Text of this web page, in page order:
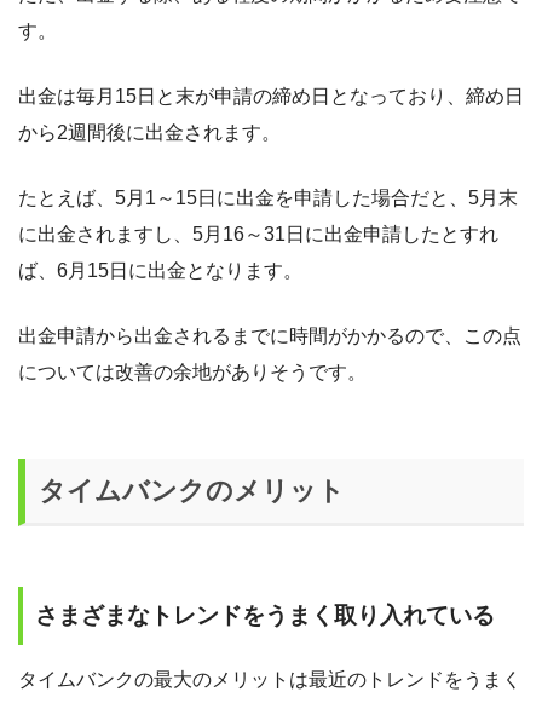
す。
出金は毎月15日と末が申請の締め日となっており、締め日
から2週間後に出金されます。
たとえば、5月1～15日に出金を申請した場合だと、5月末
に出金されますし、5月16～31日に出金申請したとすれ
ば、6月15日に出金となります。
出金申請から出金されるまでに時間がかかるので、この点
については改善の余地がありそうです。
タイムバンクのメリット
さまざまなトレンドをうまく取り入れている
タイムバンクの最大のメリットは最近のトレンドをうまく